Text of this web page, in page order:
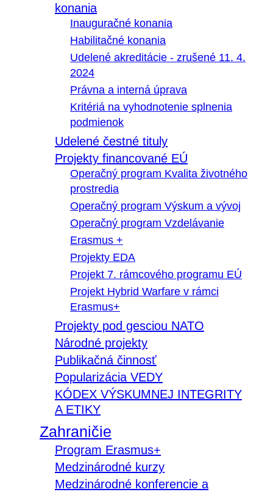
konania
Inauguračné konania
Habilitačné konania
Udelené akreditácie - zrušené 11. 4.
2024
Právna a interná úprava
Kritériá na vyhodnotenie splnenia
podmienok
Udelené čestné tituly
Projekty financované EÚ
Operačný program Kvalita životného
prostredia
Operačný program Výskum a vývoj
Operačný program Vzdelávanie
Erasmus +
Projekty EDA
Projekt 7. rámcového programu EÚ
Projekt Hybrid Warfare v rámci
Erasmus+
Projekty pod gesciou NATO
Národné projekty
Publikačná činnosť
Popularizácia VEDY
KÓDEX VÝSKUMNEJ INTEGRITY
A ETIKY
Zahraničie
Program Erasmus+
Medzinárodné kurzy
Medzinárodné konferencie a